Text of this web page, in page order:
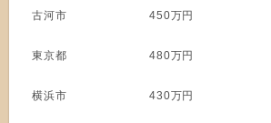
古河市 450万円
東京都 480万円
横浜市 430万円